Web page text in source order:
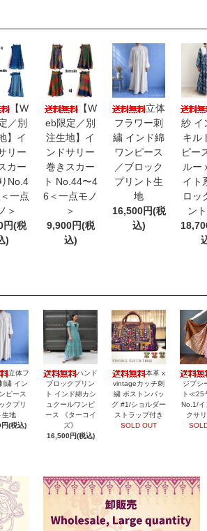
【W
／別
】イ
リー
カー
No.4
一点
＞
円(税
)
【W
eb限定／別
注生地】イ
ンドサリー
巻きスカー
ト No.44〜4
6＜一点モノ
＞
9,900円(税
込)
立体
フラワー刺
繍 インド綿
ワンピース
／ブロック
プリント生
地
16,500円(税
込)
紗 イ
キル
ピー
ルー
イト
ロッ
ン
立体フ
繍 イン
ピース
クプリ
生地
(税込)
ハンド
ブロックプリン
ト インド綿カシ
ュクールワンピ
ース 《ターコイ
ズ》
16,500円(税込)
本革 x
vintageカッチ刺
繍 ボストンバッ
グ #1/ショルダー
ストラップ付き
SOLD OUT
ジプシ
ト≪25
No.1/イ
クサ